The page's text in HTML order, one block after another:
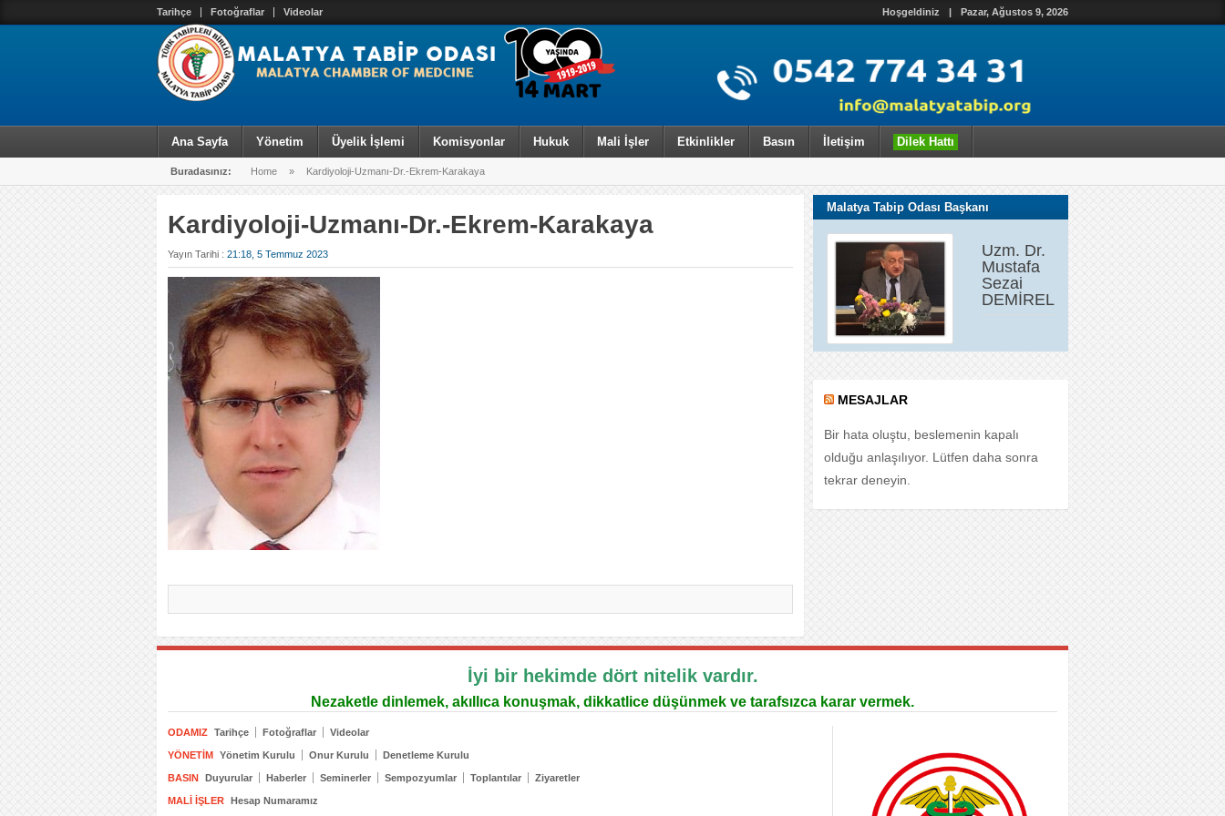
Tarihçe Fotoğraflar Videolar Hoşgeldiniz | Pazar, Ağustos 9, 2026
Ana Sayfa Yönetim Üyelik İşlemi Komisyonlar Hukuk Mali İşler Etkinlikler Basın İletişim Dilek Hattı
Buradasınız: Home » Kardiyoloji-Uzmanı-Dr.-Ekrem-Karakaya
Kardiyoloji-Uzmanı-Dr.-Ekrem-Karakaya
Yayın Tarihi : 21:18, 5 Temmuz 2023
Malatya Tabip Odası Başkanı
Uzm. Dr.
Mustafa
Sezai
DEMİREL
MESAJLAR
Bir hata oluştu, beslemenin kapalı
olduğu anlaşılıyor. Lütfen daha sonra
tekrar deneyin.
İyi bir hekimde dört nitelik vardır.
Nezaketle dinlemek, akıllıca konuşmak, dikkatlice düşünmek ve tarafsızca karar vermek.
ODAMIZ Tarihçe Fotoğraflar Videolar
YÖNETIM Yönetim Kurulu Onur Kurulu Denetleme Kurulu
BASIN Duyurular Haberler Seminerler Sempozyumlar Toplantılar Ziyaretler
MALI İŞLER Hesap Numaramız